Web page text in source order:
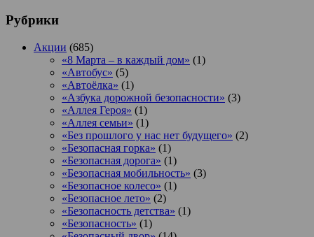
Рубрики
Акции (685)
«8 Марта – в каждый дом» (1)
«Автобус» (5)
«Автоёлка» (1)
«Азбука дорожной безопасности» (3)
«Аллея Героя» (1)
«Аллея семьи» (1)
«Без прошлого у нас нет будущего» (2)
«Безопасная горка» (1)
«Безопасная дорога» (1)
«Безопасная мобильность» (3)
«Безопасное колесо» (1)
«Безопасное лето» (2)
«Безопасность детства» (1)
«Безопасность» (1)